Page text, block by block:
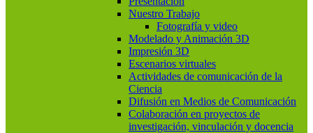
Nuestro Trabajo
Fotografía y video
Modelado y Animación 3D
Impresión 3D
Escenarios virtuales
Actividades de comunicación de la
Ciencia
Difusión en Medios de Comunicación
Colaboración en proyectos de
investigación, vinculación y docencia